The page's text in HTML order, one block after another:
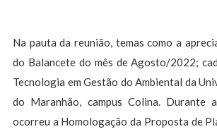
Na pauta da reunião, temas como a
do Balancete do mês de Agosto/2022;
Tecnologia em Gestão do Ambiental da
do Maranhão, campus Colina. Durante
ocorreu a Homologação da Proposta de